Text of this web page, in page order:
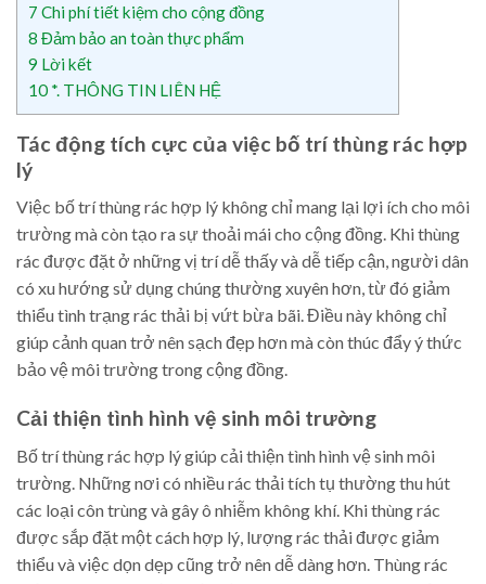
7 Chi phí tiết kiệm cho cộng đồng
8 Đảm bảo an toàn thực phẩm
9 Lời kết
10 *. THÔNG TIN LIÊN HỆ
Tác động tích cực của việc bố trí thùng rác hợp
lý
Việc bố trí thùng rác hợp lý không chỉ mang lại lợi ích cho môi
trường mà còn tạo ra sự thoải mái cho cộng đồng. Khi thùng
rác được đặt ở những vị trí dễ thấy và dễ tiếp cận, người dân
có xu hướng sử dụng chúng thường xuyên hơn, từ đó giảm
thiểu tình trạng rác thải bị vứt bừa bãi. Điều này không chỉ
giúp cảnh quan trở nên sạch đẹp hơn mà còn thúc đẩy ý thức
bảo vệ môi trường trong cộng đồng.
Cải thiện tình hình vệ sinh môi trường
Bố trí thùng rác hợp lý giúp cải thiện tình hình vệ sinh môi
trường. Những nơi có nhiều rác thải tích tụ thường thu hút
các loại côn trùng và gây ô nhiễm không khí. Khi thùng rác
được sắp đặt một cách hợp lý, lượng rác thải được giảm
thiểu và việc dọn dẹp cũng trở nên dễ dàng hơn. Thùng rác